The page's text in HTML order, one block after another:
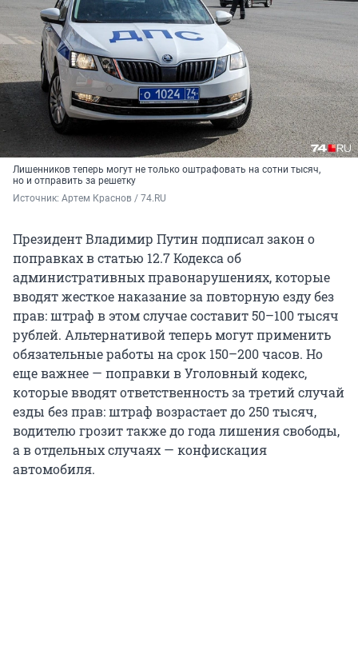
Лишенников теперь могут не только оштрафовать на сотни тысяч,
но и отправить за решетку
Источник: Артем Краснов / 74.RU
Президент Владимир Путин подписал закон о
поправках в статью 12.7 Кодекса об
административных правонарушениях, которые
вводят жесткое наказание за повторную езду без
прав: штраф в этом случае составит 50–100 тысяч
рублей. Альтернативой теперь могут применить
обязательные работы на срок 150–200 часов. Но
еще важнее — поправки в Уголовный кодекс,
которые вводят ответственность за третий случай
езды без прав: штраф возрастает до 250 тысяч,
водителю грозит также до года лишения свободы,
а в отдельных случаях — конфискация
автомобиля.